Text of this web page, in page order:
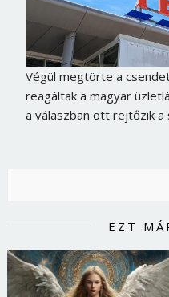
Végül megtörte a
reagáltak a magyar
a válaszban ott rejtőzik a
EZT
E-mail cím vagy